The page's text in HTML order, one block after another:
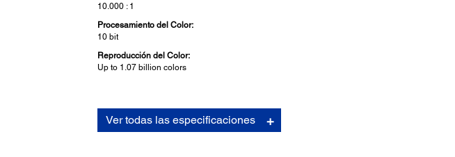
10.000 : 1
Procesamiento del Color:
10 bit
Reproducción del Color:
Up to 1.07 billion colors
Formatos de Proyección:
Ver todas las especificaciones